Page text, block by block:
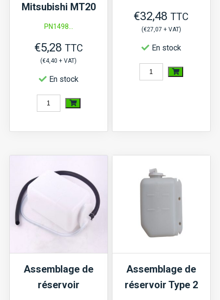
Mitsubishi MT20
PN1498...
€5,28 TTC
(€4,40 + VAT)
En stock
quantité
Clé
Kubota
L1-
22,...,
L2250,
€32,48 TTC
(€27,07 + VAT)
En stock
quantité
température
Assemblage de
réservoir
Assemblage de
réservoir Type 2